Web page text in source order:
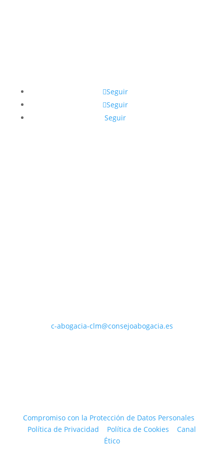
Seguir
Seguir
Seguir
c-abogacia-clm@consejoabogacia.es
Compromiso con la Protección de Datos Personales
Política de Privacidad
Política de Cookies
Canal
Ético